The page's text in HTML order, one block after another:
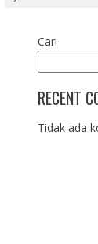
Cari
RECENT
Tidak ada